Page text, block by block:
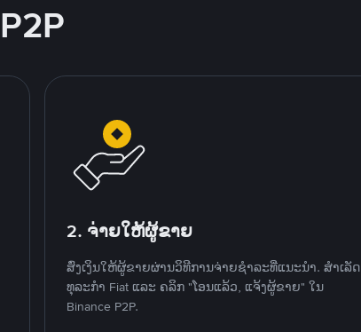
2. ຈ່າຍໃຫ້ຜູ້ຂາຍ
ສົ່ງເງິນໃຫ້ຜູ້ຂາຍຜ່ານວິທີການຈ່າຍຊຳລະທີ່ແນະນໍາ. ສໍາເລັດ
ທຸລະກໍາ Fiat ແລະ ຄລິກ "ໂອນແລ້ວ, ແຈ້ງຜູ້ຂາຍ" ໃນ
Binance P2P.